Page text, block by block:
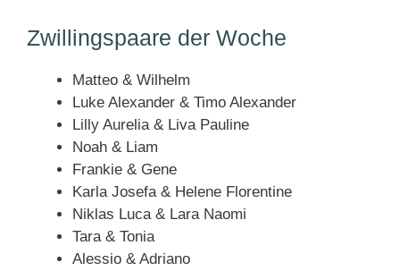
Zwillingspaare der Woche
Matteo & Wilhelm
Luke Alexander & Timo Alexander
Lilly Aurelia & Liva Pauline
Noah & Liam
Frankie & Gene
Karla Josefa & Helene Florentine
Niklas Luca & Lara Naomi
Tara & Tonia
Alessio & Adriano